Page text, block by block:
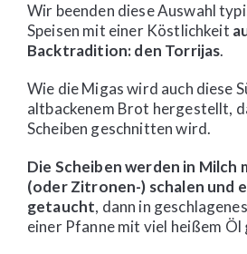
Wir beenden diese Auswahl
Speisen mit einer Köstlichkeit
Backtradition: den Torrijas.
Wie die Migas wird auch diese
altbackenem Brot hergestellt,
Scheiben geschnitten wird.
Die Scheiben werden in Milch
(oder Zitronen-) schalen und
getaucht, dann in
einer Pfanne mit viel heißem